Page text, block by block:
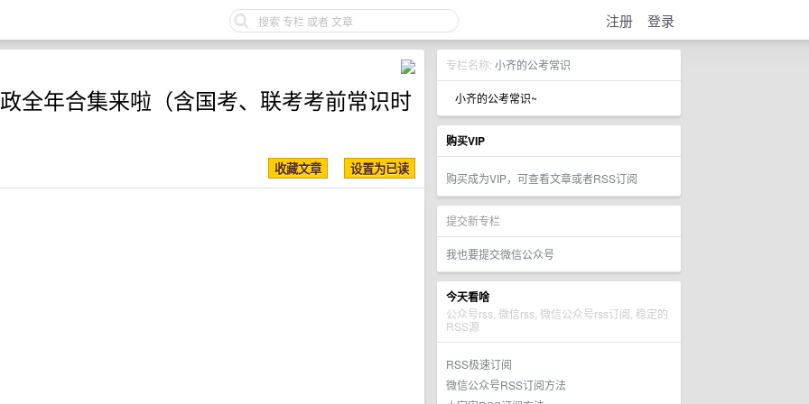
注册 登录
专栏名称: 小齐的公考常识
小齐的公考常识~
购买VIP
购买成为VIP，可查看文章或者RSS订阅
提交新专栏
我也要提交微信公众号
今天看啥
公众号rss, 微信rss, 微信公众号rss订阅, 稳定的
RSS源
RSS极速订阅
微信公众号RSS订阅方法
全年合集来啦（含国考、联考考前常识时